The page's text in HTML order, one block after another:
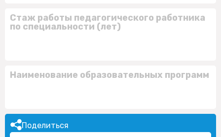
Стаж работы педагогического работника
по специальности (лет)
Наименование образовательных программ
Поделиться